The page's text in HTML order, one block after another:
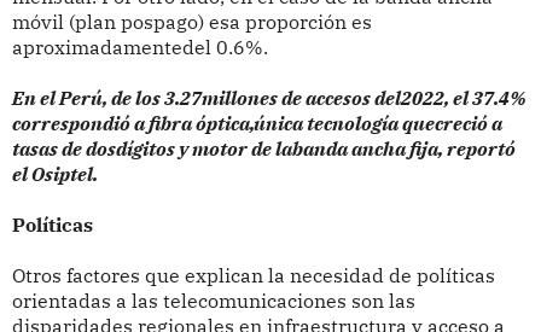
móvil (plan pospago) esa proporción es
aproximadamentedel 0.6%.
En el Perú, de los 3.27millones de accesos del2022, el 37.4%
correspondió a fibra óptica,única tecnología quecreció a
tasas de dosdígitos y motor de labanda ancha fija, reportó
el Osiptel.
Políticas
Otros factores que explican la necesidad de políticas
orientadas a las telecomunicaciones son las
disparidades regionales en infraestructura y acceso a